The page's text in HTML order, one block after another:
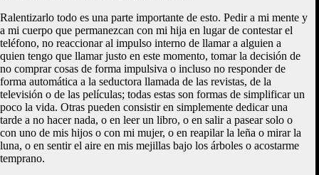
Ralentizarlo todo es una parte importante de esto. Pedir a mi mente y
a mi cuerpo que permanezcan con mi hija en lugar de contestar el
teléfono, no reaccionar al impulso interno de llamar a alguien a
quien tengo que llamar justo en este momento, tomar la decisión de
no comprar cosas de forma impulsiva o incluso no responder de
forma automática a la seductora llamada de las revistas, de la
televisión o de las películas; todas estas son formas de simplificar un
poco la vida. Otras pueden consistir en simplemente dedicar una
tarde a no hacer nada, o en leer un libro, o en salir a pasear solo o
con uno de mis hijos o con mi mujer, o en reapilar la leña o mirar la
luna, o en sentir el aire en mis mejillas bajo los árboles o acostarme
temprano.